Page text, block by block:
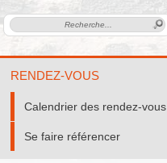
RENDEZ-VOUS
Calendrier des rendez-vous
Se faire référencer